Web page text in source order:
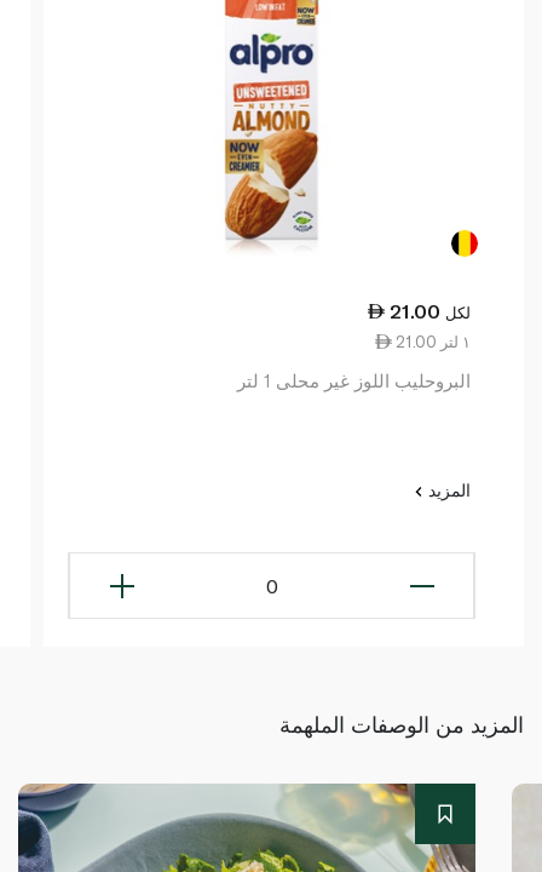
21.00 لكل
21.00 ١ لتر
البروحليب اللوز غير محلى 1 لتر
المزيد
0
المزيد من الوصفات الملهمة